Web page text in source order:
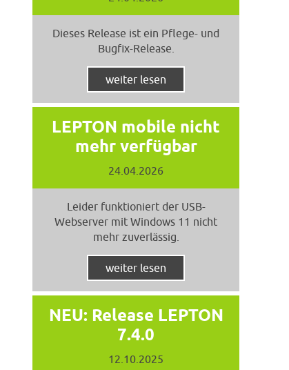
Dieses Release ist ein Pflege- und
Bugfix-Release.
weiter lesen
LEPTON mobile nicht
mehr verfügbar
24.04.2026
Leider funktioniert der USB-
Webserver mit Windows 11 nicht
mehr zuverlässig.
weiter lesen
NEU: Release LEPTON
7.4.0
12.10.2025